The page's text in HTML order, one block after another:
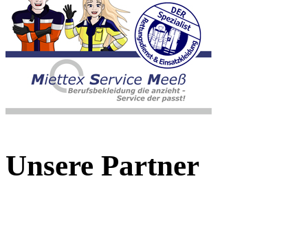
Unsere Partner